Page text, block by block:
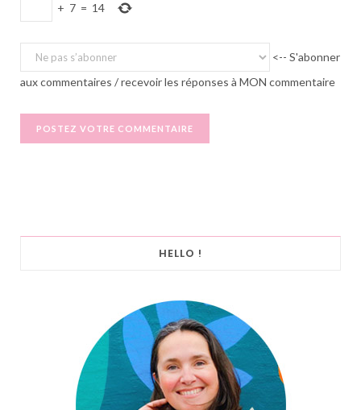
+ 7 = 14
<-- S'abonner
aux commentaires / recevoir les réponses à MON commentaire
HELLO !